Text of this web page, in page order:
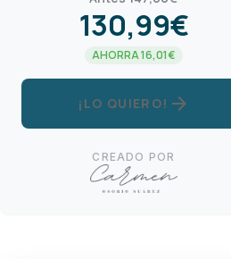
130,99€
AHORRA 16,01€
¡LO QUIERO! arrow_forward
CREADO POR